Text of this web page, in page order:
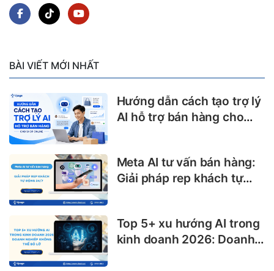
BÀI VIẾT MỚI NHẤT
Hướng dẫn cách tạo trợ lý
AI hỗ trợ bán hàng cho
Meta AI tư vấn bán hàng:
Giải pháp rep khách tự
Top 5+ xu hướng AI trong
kinh doanh 2026: Doanh